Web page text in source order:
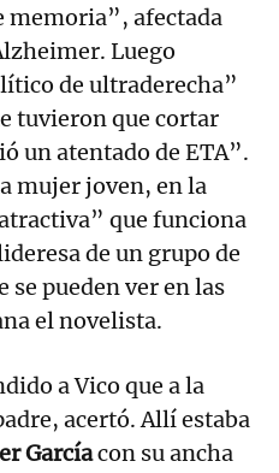
memoria”, afectada
Luego
de ultraderecha”
tuvieron que cortar
un atentado de ETA”.
mujer joven, en la
que funciona
de un grupo de
se pueden ver en las
el novelista.
a Vico que a la
acertó. Allí estaba
Garcíacon su ancha